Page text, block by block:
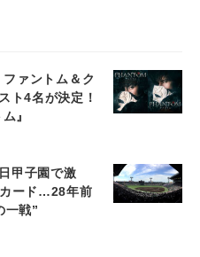
ァントム＆ク
ト4名が決定！
』
甲子園で激
ード…28年前
一戦”